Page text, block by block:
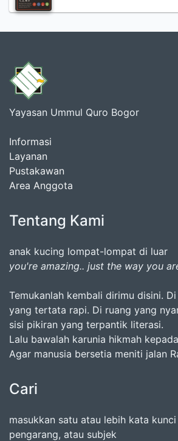
Yayasan Ummul Quro Bogor
Informasi
Layanan
Pustakawan
Area Anggota
Tentang Kami
anak kucing lompat-lompat di luar
you're amazing.. just the way you
Temukanlah kembali dirimu disini.
yang tertata rapi. Di ruang yang
sisi pikiran yang terpantik literasi.
Lalu bawalah karunia hikmah
Agar manusia bersetia meniti jalan
Cari
masukkan satu atau lebih kata
pengarang, atau subjek